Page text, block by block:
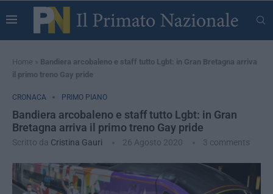
Home » Bandiera arcobaleno e staff tutto Lgbt: in Gran Bretagna arriva
il primo treno Gay pride
CRONACA PRIMO PIANO
Bandiera arcobaleno e staff tutto Lgbt: in Gran
Bretagna arriva il primo treno Gay pride
Scritto da Cristina Gauri 26 Agosto 2020 3 comments